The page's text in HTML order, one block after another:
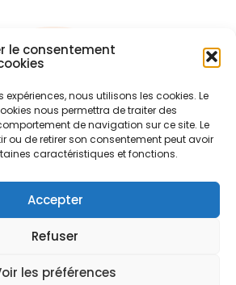
le consentement
expériences, nous utilisons les cookies. Le
nous permettra de traiter des
de navigation sur ce site. Le
ou de retirer son consentement peut avoir
caractéristiques et fonctions.
Accepter
Refuser
les préférences
facilement !